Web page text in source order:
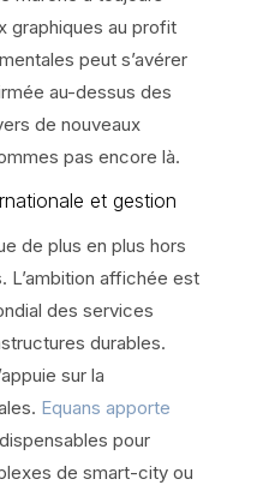
graphiques au profit
peut s’avérer
au-dessus des
de nouveaux
pas encore là.
et gestion
de plus en plus hors
L’ambition affichée est
des services
durables.
sur la
Equans apporte
pour
de smart-city ou